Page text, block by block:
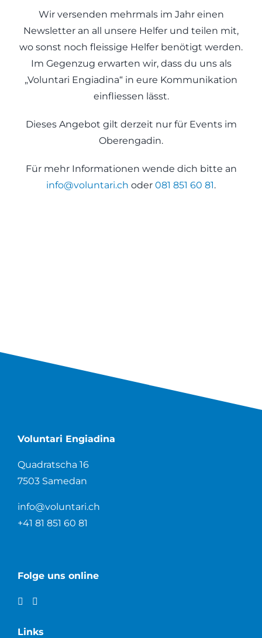
Wir versenden mehrmals im Jahr einen
Newsletter an all unsere Helfer und teilen mit,
wo sonst noch fleissige Helfer benötigt werden.
Im Gegenzug erwarten wir, dass du uns als
„Voluntari Engiadina“ in eure Kommunikation
einfliessen lässt.
Dieses Angebot gilt derzeit nur für Events im
Oberengadin.
Für mehr Informationen wende dich bitte an
info@voluntari.ch oder 081 851 60 81.
Voluntari Engiadina
Quadratscha 16
7503 Samedan
info@voluntari.ch
+41 81 851 60 81
Folge uns online
Links